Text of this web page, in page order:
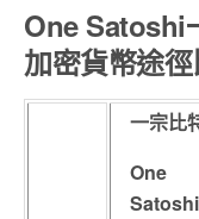
One Satoshi
加密貨幣途
一宗比
One
Satoshi